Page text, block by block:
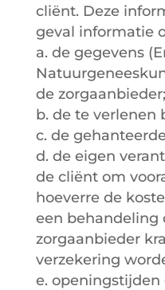
cliënt. Deze
geval informatie
a. de gegevens
de zorgaanbieder;
b. de te verlenen
c. de
d. de eigen
de cliënt om
hoeverre de
een behandeling
zorgaanbieder
verzekering
e.